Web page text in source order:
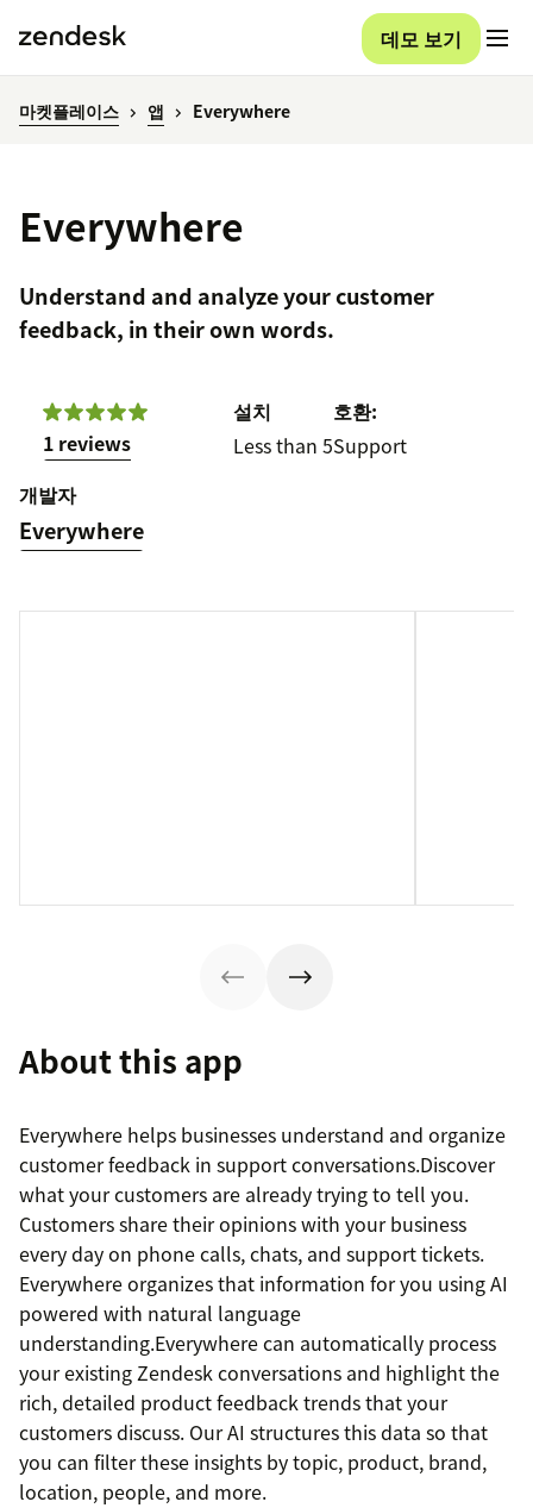
데모 보기
마켓플레이스 앱 Everywhere
Everywhere
Understand and analyze your customer
feedback, in their own words.
1 reviews
설치
Less than 5
호환:
Support
개발자
Everywhere
About this app
Everywhere helps businesses understand and organize
customer feedback in support conversations.Discover
what your customers are already trying to tell you.
Customers share their opinions with your business
every day on phone calls, chats, and support tickets.
Everywhere organizes that information for you using AI
powered with natural language
understanding.Everywhere can automatically process
your existing Zendesk conversations and highlight the
rich, detailed product feedback trends that your
customers discuss. Our AI structures this data so that
you can filter these insights by topic, product, brand,
location, people, and more.